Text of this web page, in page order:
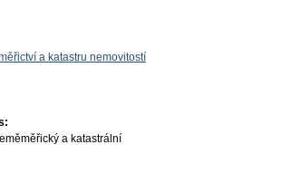
a katastru nemovitostí
a katastrální